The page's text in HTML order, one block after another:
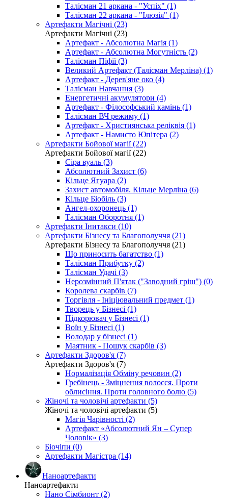
Талісман 21 аркана - "Успіх" (1)
Талісман 22 аркана - "Ілюзія" (1)
Артефакти Магічні (23)
Артефакти Магічні (23)
Артефакт - Абсолютна Магія (1)
Артефакт - Абсолютна Могутність (2)
Талісман Піфії (3)
Великий Артефакт (Талісман Мерліна) (1)
Артефакт - Дерев'яне око (4)
Талісман Навчання (3)
Енергетичні акумулятори (4)
Артефакт - Філософський камінь (1)
Талісман ВЧ режиму (1)
Артефакт - Християнська реліквія (1)
Артефакт - Намисто Юпітера (2)
Артефакти Бойової магії (22)
Артефакти Бойової магії (22)
Сіра вуаль (3)
Абсолютний Захист (6)
Кільце Ягуара (2)
Захист автомобіля. Кільце Мерліна (6)
Кільце Біобіль (3)
Ангел-охоронець (1)
Талісман Оборотня (1)
Артефакти Інитакси (10)
Артефакти Бізнесу та Благополуччя (21)
Артефакти Бізнесу та Благополуччя (21)
Що приносить багатство (1)
Талісман Прибутку (2)
Талісман Удачі (3)
Нерозмінний П'ятак ("Заводний гріш") (0)
Королева скарбів (7)
Торгівля - Ініціювальний предмет (1)
Творець у Бізнесі (1)
Підкорювач у Бізнесі (1)
Воїн у Бізнесі (1)
Володар у бізнесі (1)
Маятник - Пошук скарбів (3)
Артефакти Здоров'я (7)
Артефакти Здоров'я (7)
Нормалізація Обміну речовин (2)
Гребінець - Зміцнення волосся. Проти
облисіння. Проти головного болю (5)
Жіночі та чоловічі артефакти (5)
Жіночі та чоловічі артефакти (5)
Магія Чарівності (2)
Артефакт «Абсолютний Ян – Супер
Чоловік» (3)
Біочіпи (0)
Артефакти Магістра (14)
Наноартефакти
Наноартефакти
Нано Сімбионт (2)